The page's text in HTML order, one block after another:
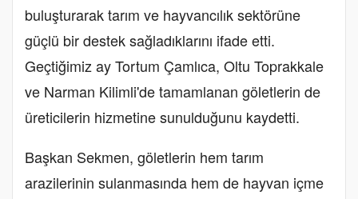
buluşturarak tarım ve hayvancılık sektörüne
güçlü bir destek sağladıklarını ifade etti.
Geçtiğimiz ay Tortum Çamlıca, Oltu Toprakkale
ve Narman Kilimli'de tamamlanan göletlerin de
üreticilerin hizmetine sunulduğunu kaydetti.
Başkan Sekmen, göletlerin hem tarım
arazilerinin sulanmasında hem de hayvan içme